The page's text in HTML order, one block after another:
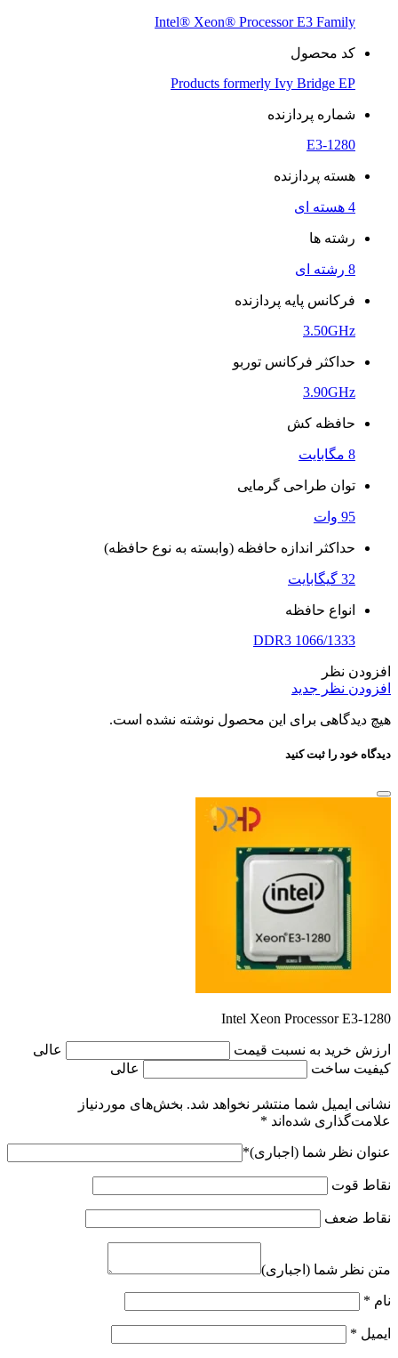
Intel® Xeon® Processor E3 Family
کد محصول
Products formerly Ivy Bridge EP
شماره پردازنده
E3-1280
هسته پردازنده
4 هسته ای
رشته ها
8 رشته ای
فرکانس پایه پردازنده
3.50GHz
حداکثر فرکانس توربو
3.90GHz
حافظه کش
8 مگابایت
توان طراحی گرمایی
95 وات
حداکثر اندازه حافظه (وابسته به نوع حافظه)
32 گیگابایت
انواع حافظه
DDR3 1066/1333
افزودن نظر
افزودن نظر جدید
هیچ دیدگاهی برای این محصول نوشته نشده است.
دیدگاه خود را ثبت کنید
Intel Xeon Processor E3-1280
ارزش خرید به نسبت قیمت
عالی
کیفیت ساخت
عالی
نشانی ایمیل شما منتشر نخواهد شد. بخش‌های موردنیاز
علامت‌گذاری شده‌اند *
عنوان نظر شما (اجباری)*
نقاط قوت
نقاط ضعف
متن نظر شما (اجباری)
نام *
ایمیل *